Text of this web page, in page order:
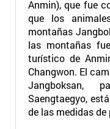
Anmin), que fue
que los
montañas
las montañas
turístico de
Changwon. El
Jangboksan,
Saengtaegyo,
de las medidas